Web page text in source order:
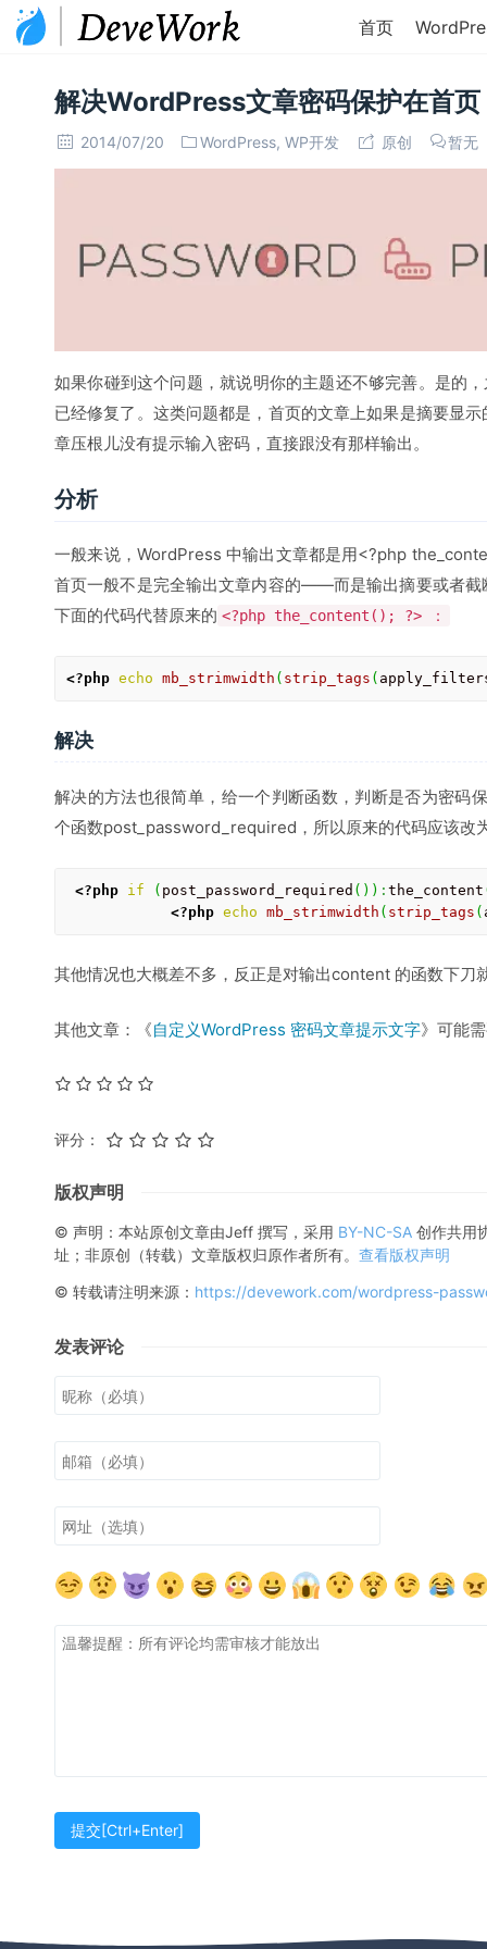
首页
解决WordPress文章密码保护在首
2014/07/20 WordPress,WP开发 原创 暂无
如果你碰到这个问题，就说明你的主题还不够完善。是的
已经修复了。这类问题都是，首页的文章上如果是摘要显
章压根儿没有提示输入密码，直接跟没有那样输出。
分析
一般来说，WordPress 中输出文章都是用<?php
首页一般不是完全输出文章内容的——而是输出摘要或者截
下面的代码代替原来的 <?php the_content(); ?> ：
<?php echo mb_strimwidth ( strip_tags (
解决
解决的方法也很简单，给一个判断函数，判断是否为密码
个函数post_password_required，所以原来的代码应该改
<?php if ( post_password_required ( ) ) : the_content
<?php echo mb_strimwidth ( strip_tags (
其他情况也大概差不多，反正是对输出content 的函数下刀
其他文章：《自定义WordPress 密码文章提示文字》可能
评分：
版权声明
© 声明：本站原创文章由Jeff 撰写，采用 BY-NC-SA 创作共用
址；非原创（转载）文章版权归原作者所有。 查看版权声明
© 转载请注明来源： https://devework.com/wordpress-
发表评论